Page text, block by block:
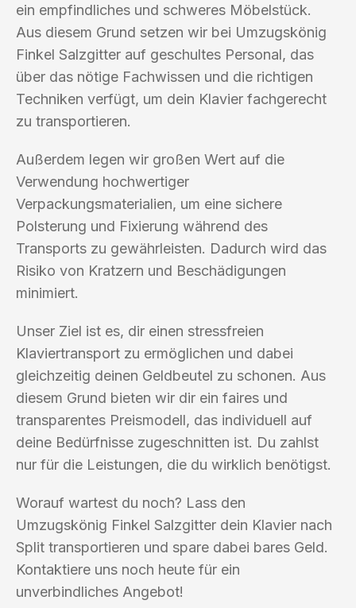
ein empfindliches und schweres Möbelstück.
Aus diesem Grund setzen wir bei Umzugskönig
Finkel Salzgitter auf geschultes Personal, das
über das nötige Fachwissen und die richtigen
Techniken verfügt, um dein Klavier fachgerecht
zu transportieren.
Außerdem legen wir großen Wert auf die
Verwendung hochwertiger
Verpackungsmaterialien, um eine sichere
Polsterung und Fixierung während des
Transports zu gewährleisten. Dadurch wird das
Risiko von Kratzern und Beschädigungen
minimiert.
Unser Ziel ist es, dir einen stressfreien
Klaviertransport zu ermöglichen und dabei
gleichzeitig deinen Geldbeutel zu schonen. Aus
diesem Grund bieten wir dir ein faires und
transparentes Preismodell, das individuell auf
deine Bedürfnisse zugeschnitten ist. Du zahlst
nur für die Leistungen, die du wirklich benötigst.
Worauf wartest du noch? Lass den
Umzugskönig Finkel Salzgitter dein Klavier nach
Split transportieren und spare dabei bares Geld.
Kontaktiere uns noch heute für ein
unverbindliches Angebot!